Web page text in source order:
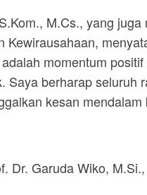
M.Cs., yang
momentum
berharap seluruh
kesan mendalam
Dr. Garuda Wiko,